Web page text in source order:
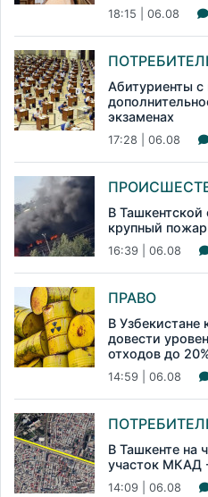
18:15 | 06.08
Абитуриенты с
экзаменах
17:28 | 06.08
В
крупный
16:39 | 06.08
ПРАВО
В Узбекистане
довести
отходов до
14:59 | 06.08
В Ташкенте на
участок МКАД
14:09 | 06.08